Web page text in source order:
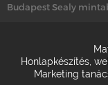
Budapest Sealy
Honlapkészítés
Marketing